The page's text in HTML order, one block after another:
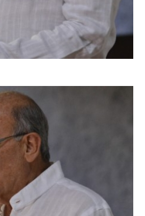
La JEP recibe una copia del
legado documental del Centro
Nacional de Memoria
Histórica como garantía de
preservación de la memoria
de Colombia